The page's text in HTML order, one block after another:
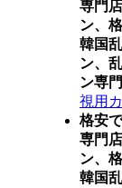
専門
ン、
韓国
ン、
ン専
視用
格安
専門
ン、
韓国